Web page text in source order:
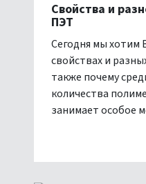
Свойства и
ПЭТ
Сегодня мы хотим
свойствах и
также почему
количества
занимает особое